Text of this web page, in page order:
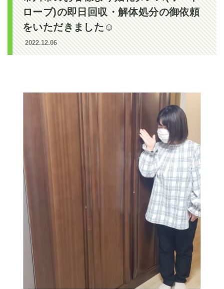
ローブ)の即日回収・解体処分の御依頼
をいただきました☺️
2022.12.06